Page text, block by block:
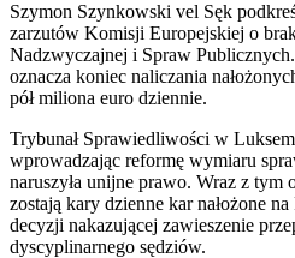
Szymon Szynkowski vel Sęk
zarzutów Komisji Europejskiej o
Nadzwyczajnej i Spraw
oznacza koniec naliczania
pół miliona euro dziennie.
Trybunał Sprawiedliwości w
wprowadzając reformę wymiaru
naruszyła unijne prawo. Wraz z tym
zostają kary dzienne kar nałożone
decyzji nakazującej zawieszenie
dyscyplinarnego sędziów.